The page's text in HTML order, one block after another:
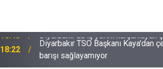
18:22
Diyarbakır TSO Başkanı Kaya'dan
barışı sağlayamıyor